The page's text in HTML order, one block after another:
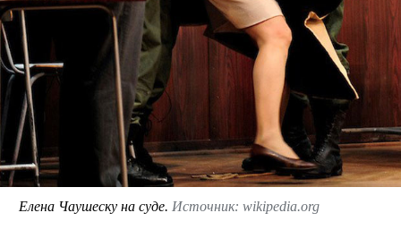
Елена Чаушеску на суде. Источник: wikipedia.org